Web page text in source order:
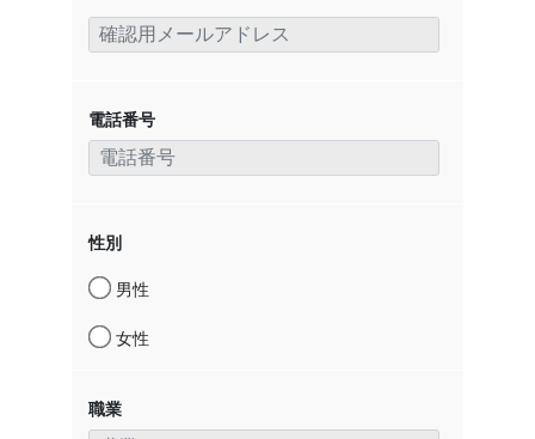
電話番号
性別
男性
女性
職業